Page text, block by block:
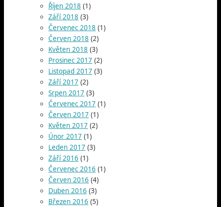
Říjen 2018 (1)
Září 2018 (3)
Červenec 2018 (1)
Červen 2018 (2)
Květen 2018 (3)
Prosinec 2017 (2)
Listopad 2017 (3)
Září 2017 (2)
Srpen 2017 (3)
Červenec 2017 (1)
Červen 2017 (1)
Květen 2017 (2)
Únor 2017 (1)
Leden 2017 (3)
Září 2016 (1)
Červenec 2016 (1)
Červen 2016 (4)
Duben 2016 (3)
Březen 2016 (5)